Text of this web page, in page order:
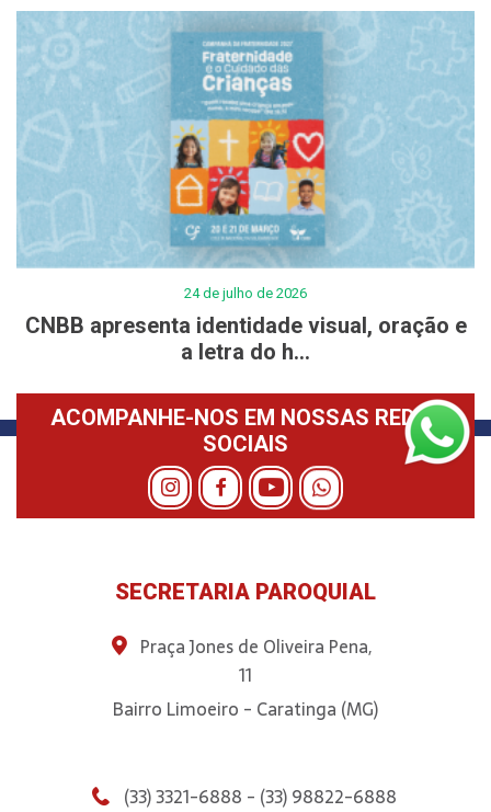
24 de julho de 2026
CNBB apresenta identidade visual, oração e
a letra do h...
ACOMPANHE-NOS EM NOSSAS REDES
SOCIAIS
SECRETARIA PAROQUIAL
Praça Jones de Oliveira Pena,
11
Bairro Limoeiro - Caratinga (MG)
(33) 3321-6888 - (33) 98822-6888